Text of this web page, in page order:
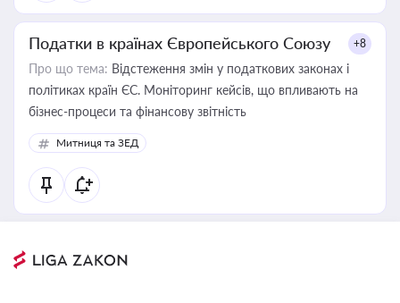
Податки в країнах Європейського Союзу +8
Про що тема: Відстеження змін у податкових законах і
політиках країн ЄС. Моніторинг кейсів, що впливають на
бізнес-процеси та фінансову звітність
Митниця та ЗЕД